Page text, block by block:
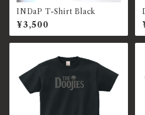
INDaP T-Shirt Black
¥3,500